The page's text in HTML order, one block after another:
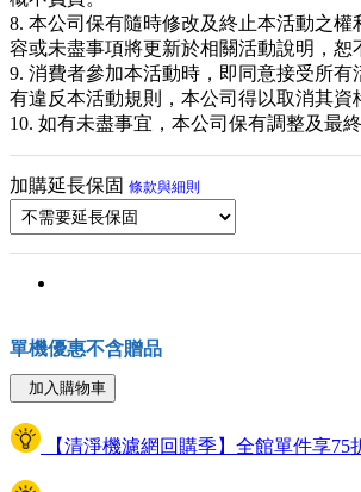
8. 本公司保有隨時修改及終止本活動之權
容或未盡事項將更新於相關活動說明，恕
9. 消費者參加本活動時，即同意接受所有
有違反本活動規則，本公司得以取消其資
10. 如有未盡事宜，本公司保有調整及最
加購延長保固 條款與細則
單機優惠不含贈品
加入購物車
【清淨機濾網回購季】全館單件享75